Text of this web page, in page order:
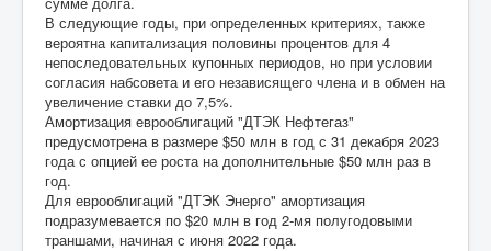
В следующие годы, при определенных критериях, также
вероятна капитализация половины процентов для 4
непоследовательных купонных периодов, но при условии
согласия набсовета и его независящего члена и в обмен на
увеличение ставки до 7,5%.
Амортизация еврооблигаций "ДТЭК Нефтегаз"
предусмотрена в размере $50 млн в год с 31 декабря 2023
года с опцией ее роста на дополнительные $50 млн раз в
год.
Для еврооблигаций "ДТЭК Энерго" амортизация
подразумевается по $20 млн в год 2-мя полугодовыми
траншами, начиная с июня 2022 года.